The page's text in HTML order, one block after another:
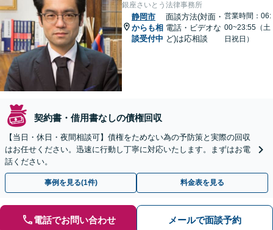
銀座さいとう法律事務所
静岡市
からも相
談受付中
面談方法(対面・
電話・ビデオな
ど)は応相談
営業時間：06:
00~23:55（土
日祝日）
契約書・借用書なしの債権回収
【当日・休日・夜間相談可】債権をためない為の予防策と実際の回収
はお任せください。迅速に行動し丁寧に対応いたします。まずはお電
話ください。
事例を見る(1件) 料金表を見る
電話でお問い合わせ メールで面談予約